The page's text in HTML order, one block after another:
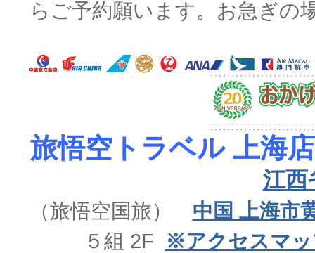
らご予約願います。お急ぎの
旅悟空トラベル 上海店
江西
（旅悟空国旅） 中国 上海市
５組 2F
※アクセスマ